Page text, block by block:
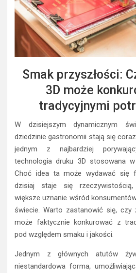
Smak przyszłości:
3D może
tradycyjnymi
W dzisiejszym dynamicznym
dziedzinie gastronomii stają się
jednym z najbardziej
technologia druku 3D stosowana
Choć idea ta może wydawać się
dzisiaj staje się
większe uznanie wśród
świecie. Warto zastanowić się, czy
może faktycznie konkurować z
pod względem smaku i jakości.
Jednym z głównych atutów
niestandardowa forma,